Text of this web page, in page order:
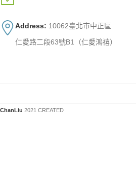
Address: 10062臺北市中正區
仁愛路二段63號B1（仁愛鴻禧）
ChanLiu 2021 CREATED